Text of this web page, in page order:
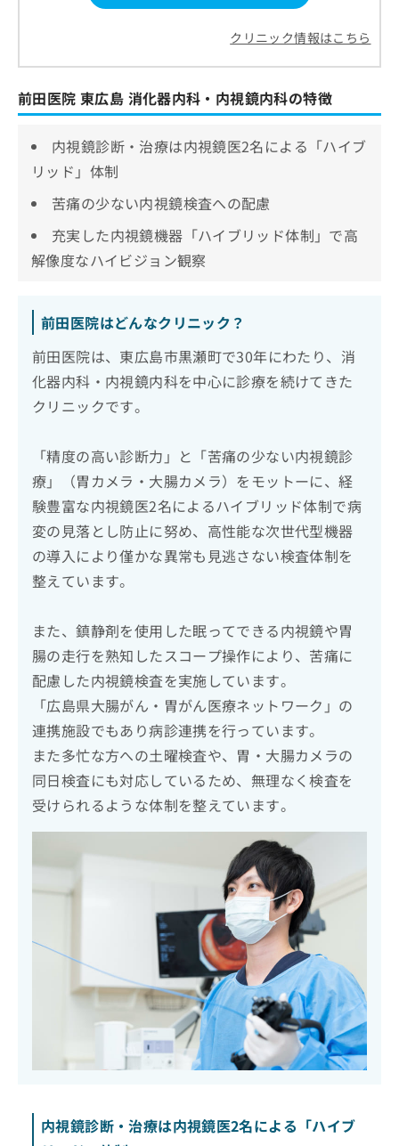
クリニック情報はこちら
前田医院 東広島 消化器内科・内視鏡内科の特徴
内視鏡診断・治療は内視鏡医2名による「ハイブ
リッド」体制
苦痛の少ない内視鏡検査への配慮
充実した内視鏡機器「ハイブリッド体制」で高
解像度なハイビジョン観察
前田医院はどんなクリニック？
前田医院は、東広島市黒瀬町で30年にわたり、消
化器内科・内視鏡内科を中心に診療を続けてきた
クリニックです。
「精度の高い診断力」と「苦痛の少ない内視鏡診
療」（胃カメラ・大腸カメラ）をモットーに、経
験豊富な内視鏡医2名によるハイブリッド体制で病
変の見落とし防止に努め、高性能な次世代型機器
の導入により僅かな異常も見逃さない検査体制を
整えています。
また、鎮静剤を使用した眠ってできる内視鏡や胃
腸の走行を熟知したスコープ操作により、苦痛に
配慮した内視鏡検査を実施しています。
「広島県大腸がん・胃がん医療ネットワーク」の
連携施設でもあり病診連携を行っています。
また多忙な方への土曜検査や、胃・大腸カメラの
同日検査にも対応しているため、無理なく検査を
受けられるような体制を整えています。
内視鏡診断・治療は内視鏡医2名による「ハイブ